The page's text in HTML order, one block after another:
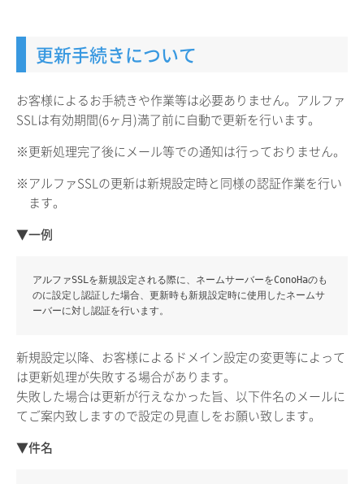
更新手続きについて
お客様によるお手続きや作業等は必要ありません。アルファ
SSLは有効期間(6ヶ月)満了前に自動で更新を行います。
※更新処理完了後にメール等での通知は行っておりません。
※アルファSSLの更新は新規設定時と同様の認証作業を行い
ます。
▼一例
アルファSSLを新規設定される際に、ネームサーバーをConoHaのも
のに設定し認証した場合、更新時も新規設定時に使用したネームサ
ーバーに対し認証を行います。
新規設定以降、お客様によるドメイン設定の変更等によって
は更新処理が失敗する場合があります。
失敗した場合は更新が行えなかった旨、以下件名のメールに
てご案内致しますので設定の見直しをお願い致します。
▼件名